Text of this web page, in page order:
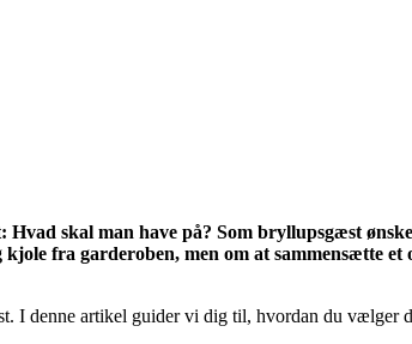
skal man have på? Som bryllupsgæst
fra garderoben, men om at sammensætte
I denne artikel guider vi dig til, hvordan du vælger